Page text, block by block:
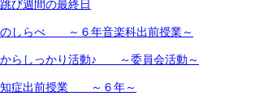
び週間の最終日
しらべ ～６年音楽科出前授業～
らしっかり活動♪ ～委員会活動～
症出前授業 ～６年～